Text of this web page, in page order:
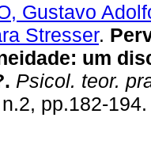
Gustavo
Stresser.
: um
. Psicol. teor.
pp.182-